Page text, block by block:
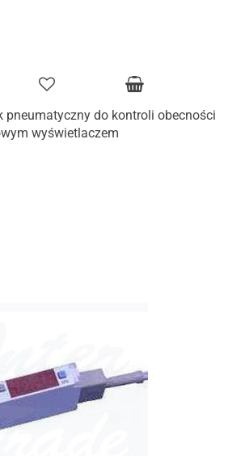
pneumatyczny do kontroli obecności
wyświetlaczem